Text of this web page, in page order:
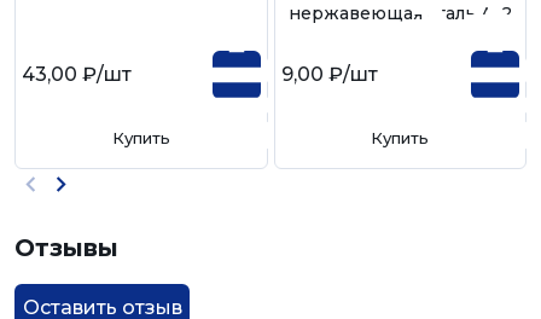
43,00 ₽/шт
Купить
нержавеющая сталь А-2
9,00 ₽/шт
Купить
Отзывы
Оставить отзыв